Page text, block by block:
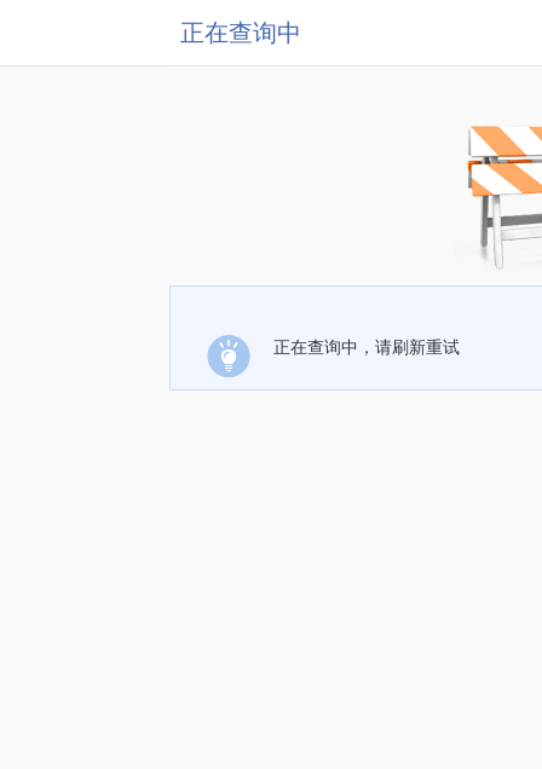
正在查询中
正在查询中，请刷新重试